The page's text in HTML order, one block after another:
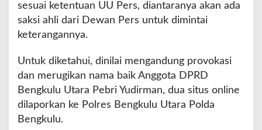
p
o
n
A
n
sesuai ketentuan UU Pers, diantaranya akan ada
saksi ahli dari Dewan Pers untuk dimintai
keterangannya.
Untuk diketahui, dinilai mengandung provokasi
dan merugikan nama baik Anggota DPRD
Bengkulu Utara Pebri Yudirman, dua situs online
dilaporkan ke Polres Bengkulu Utara Polda
Bengkulu.